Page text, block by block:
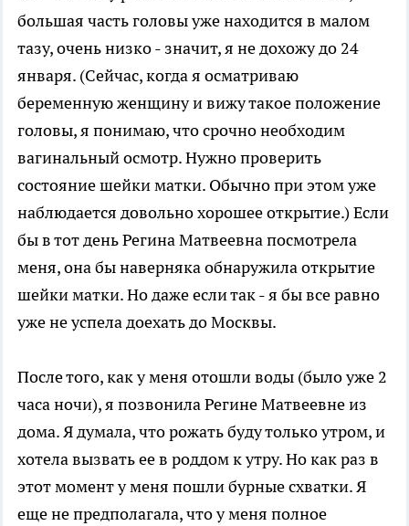
большая часть головы уже находится в малом
тазу, очень низко - значит, я не дохожу до 24
января. (Сейчас, когда я осматриваю
беременную женщину и вижу такое положение
головы, я понимаю, что срочно необходим
вагинальный осмотр. Нужно проверить
состояние шейки матки. Обычно при этом уже
наблюдается довольно хорошее открытие.) Если
бы в тот день Регина Матвеевна посмотрела
меня, она бы наверняка обнаружила открытие
шейки матки. Но даже если так - я бы все равно
уже не успела доехать до Москвы.
После того, как у меня отошли воды (было уже 2
часа ночи), я позвонила Регине Матвеевне из
дома. Я думала, что рожать буду только утром, и
хотела вызвать ее в роддом к утру. Но как раз в
этот момент у меня пошли бурные схватки. Я
еще не предполагала, что у меня полное